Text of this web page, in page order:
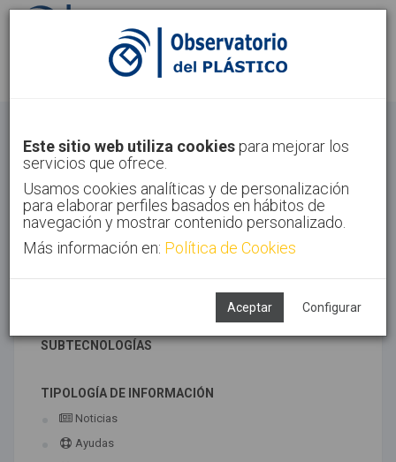
Identifícate Regístrate
Inicio Tendencias Industria 4.0
Este sitio web utiliza cookies para mejorar los
servicios que ofrece.
Usamos cookies analíticas y de personalización
para elaborar perfiles basados en hábitos de
navegación y mostrar contenido personalizado.
Más información en: Política de Cookies
Aceptar Configurar
TECNOLOGÍAS ASOCIADAS
SUBTECNOLOGÍAS
TIPOLOGÍA DE INFORMACIÓN
Noticias
Ayudas